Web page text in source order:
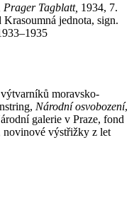
Prager Tagblatt, 1934, 7.
jednota, sign.
moravsko-
Národní osvobození,
galerie v Praze, fond
novinové výstřižky z let